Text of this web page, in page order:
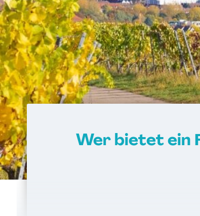
Wer bietet ein